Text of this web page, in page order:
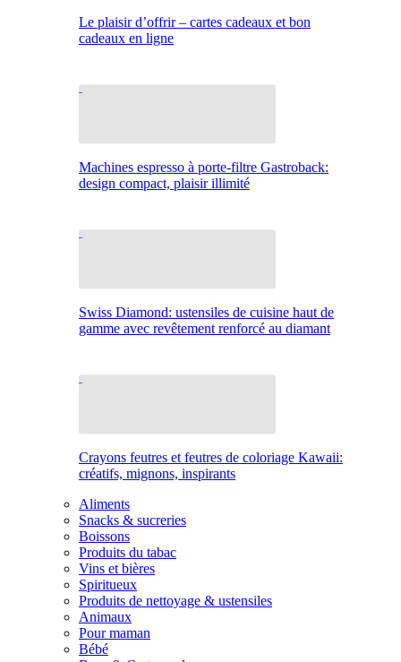
Le plaisir d’offrir – cartes cadeaux et bon
cadeaux en ligne
Machines espresso à porte-filtre Gastroback:
design compact, plaisir illimité
Swiss Diamond: ustensiles de cuisine haut de
gamme avec revêtement renforcé au diamant
Crayons feutres et feutres de coloriage Kawaii:
créatifs, mignons, inspirants
Aliments
Snacks & sucreries
Boissons
Produits du tabac
Vins et bières
Spiritueux
Produits de nettoyage & ustensiles
Animaux
Pour maman
Bébé